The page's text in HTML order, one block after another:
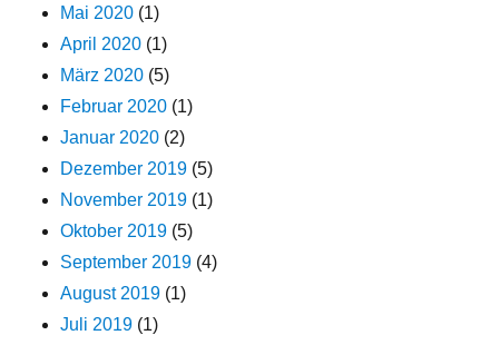
Mai 2020 (1)
April 2020 (1)
März 2020 (5)
Februar 2020 (1)
Januar 2020 (2)
Dezember 2019 (5)
November 2019 (1)
Oktober 2019 (5)
September 2019 (4)
August 2019 (1)
Juli 2019 (1)